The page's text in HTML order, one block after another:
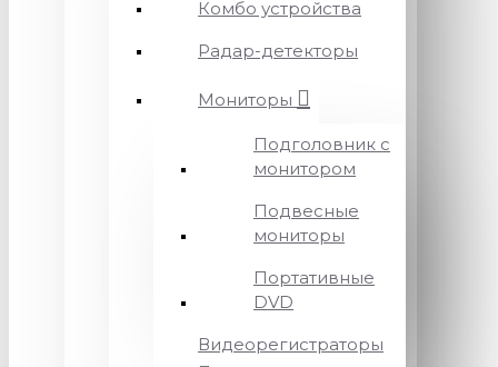
Комбо устройства
Радар-детекторы
Мониторы
Подголовник с
монитором
Подвесные
мониторы
Портативные
DVD
Видеорегистраторы